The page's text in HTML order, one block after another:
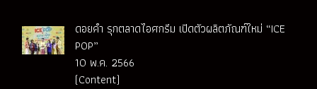
ดอยคำ รุกตลาดไอศกรีม เปิดตัวผลิตภัณฑ์ใหม่ “ICE
POP”
10 พ.ค. 2566
(Content)